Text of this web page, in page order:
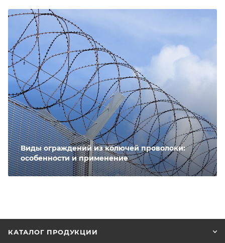
Виды ограждений из колючей проволоки:
особенности и применение
КАТАЛОГ ПРОДУКЦИИ